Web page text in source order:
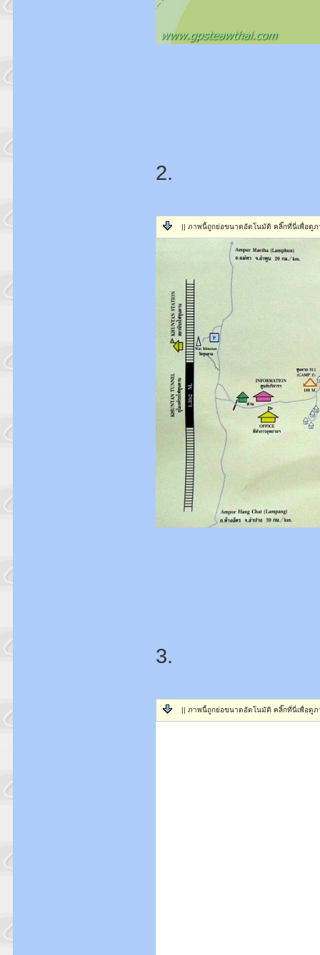
2.
|| ภาพนี้ถูกย่อขนาดอัตโนมัติ คลิ๊กที่นี่เพื่อดู
3.
|| ภาพนี้ถูกย่อขนาดอัตโนมัติ คลิ๊กที่นี่เพื่อดู